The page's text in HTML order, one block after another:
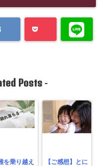
Posts-
を乗り越え
【ご感想】とに